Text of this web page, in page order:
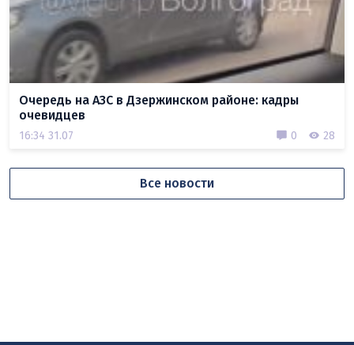
Очередь на АЗС в Дзержинском районе: кадры
очевидцев
16:34 31.07 0 28
Все новости